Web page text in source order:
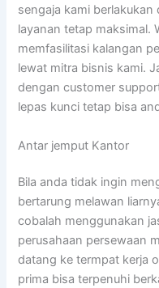
sengaja kami berlakukan
layanan tetap maksimal.
memfasilitasi kalangan
lewat mitra bisnis kami.
dengan customer
lepas kunci tetap bisa
Antar jemput Kantor
Bila anda tidak ingin
bertarung melawan
cobalah menggunakan
perusahaan persewaan
datang ke termpat kerja
prima bisa terpenuhi